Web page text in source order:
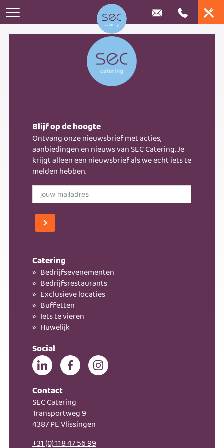
Iets te vieren
Buffetten
Stel je lunchplateau samen
Stel eenvoudig je buffet samen
Bestel je borrel assortiment
Bedrijfscatering
Bedrijfsrestaurants
Bedrijfsevenementen
Frietkar huren
Nieuws
Over ons
Contact
Kom bij ons werken!
Blijf op de hoogte
Ontvang onze nieuwsbrief met acties,
aanbiedingen en nieuws van SEC Catering. Je
krijgt alleen een nieuwsbrief als we echt iets te
melden hebben.
Catering
Bedrijfsevenementen
Bedrijfsrestaurants
Exclusieve locaties
Buffetten
Iets te vieren
Huwelijk
Social
Contact
SEC Catering
Transportweg 9
4387 PE Vlissingen
+31 (0) 118 47 56 99